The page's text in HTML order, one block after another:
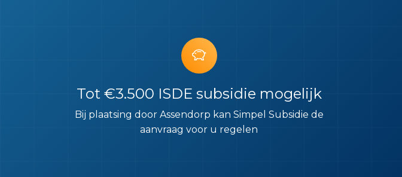
Tot €3.500 ISDE subsidie mogelijk
Bij plaatsing door Assendorp kan Simpel Subsidie de
aanvraag voor u regelen